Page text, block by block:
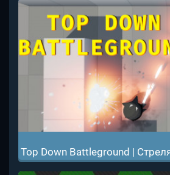
Top Down Battleground |